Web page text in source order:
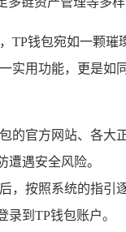
TP钱包宛如一颗
实用功能，更是
的官方网站、各大
遇安全风险。
，按照系统的指
到TP钱包账户。